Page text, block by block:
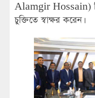
Alamgir Hossain)
চুক্তিতে স্বাক্ষর করেন।